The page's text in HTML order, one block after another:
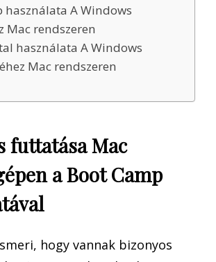
A Windows
Mac rendszeren
használata A Windows
Mac rendszeren
futtatása Mac
a Boot Camp
hogy vannak bizonyos